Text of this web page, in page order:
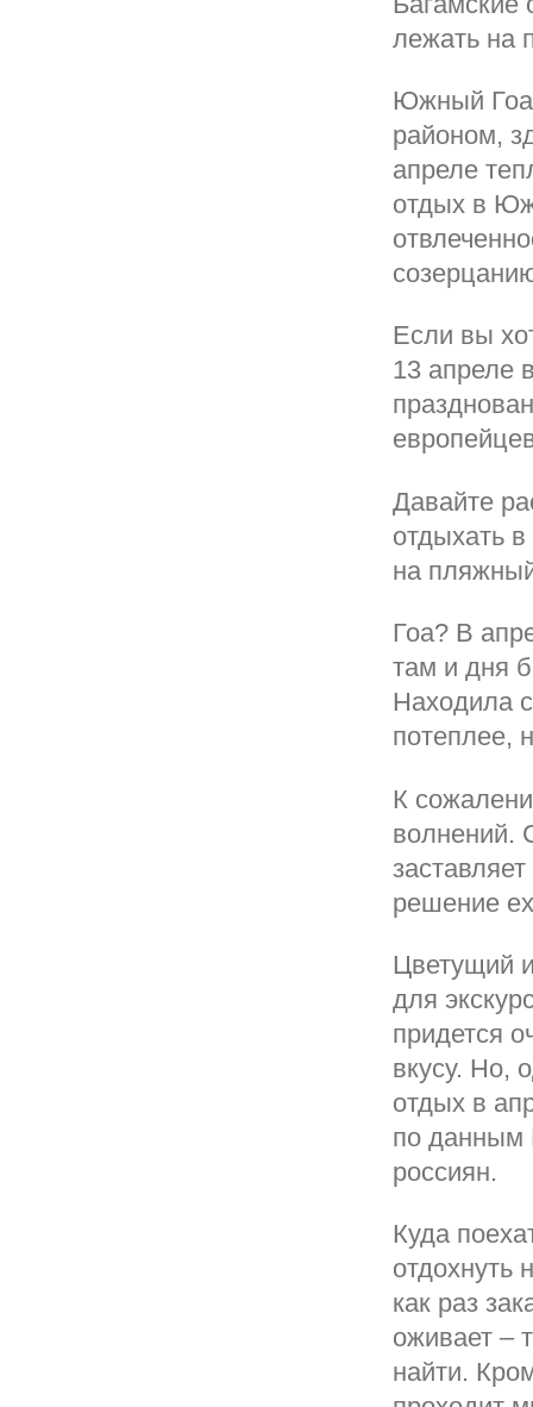
лежать на
Южный Гоа
районом,
апреле
отдых в
Если вы
13 апреле
Давайте
отдыхать
на
Гоа? В
там и дня
Находила
потеплее,
К
волнений.
решение
Цветущий
для
придется
вкусу. Но,
отдых в
по данным
россиян.
Куда
как раз
оживает –
найти.